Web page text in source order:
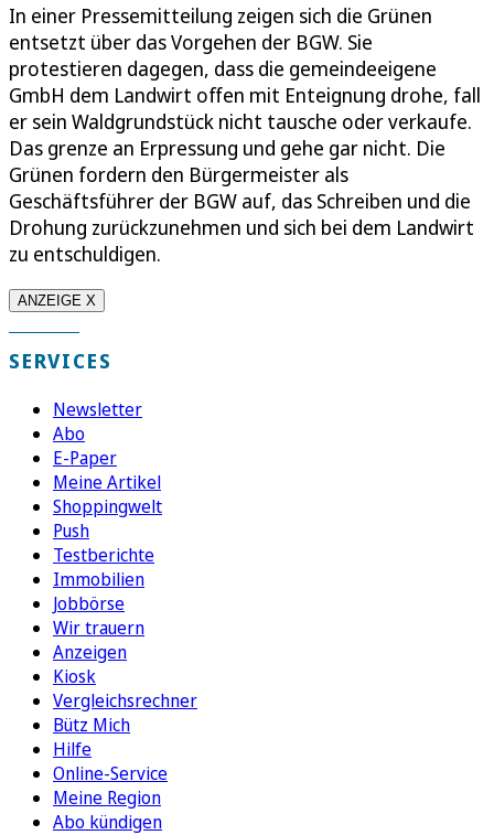
In einer Pressemitteilung zeigen sich die Grünen
entsetzt über das Vorgehen der BGW. Sie
protestieren dagegen, dass die gemeindeeigene
GmbH dem Landwirt offen mit Enteignung drohe, fall
er sein Waldgrundstück nicht tausche oder verkaufe.
Das grenze an Erpressung und gehe gar nicht. Die
Grünen fordern den Bürgermeister als
Geschäftsführer der BGW auf, das Schreiben und die
Drohung zurückzunehmen und sich bei dem Landwirt
zu entschuldigen.
ANZEIGE X
SERVICES
Newsletter
Abo
E-Paper
Meine Artikel
Shoppingwelt
Push
Testberichte
Immobilien
Jobbörse
Wir trauern
Anzeigen
Kiosk
Vergleichsrechner
Bütz Mich
Hilfe
Online-Service
Meine Region
Abo kündigen